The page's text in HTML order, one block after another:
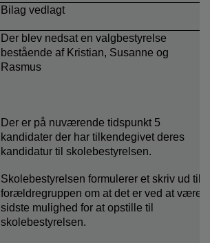
Bilag vedlagt
Der blev nedsat en valgbestyrelse
bestående af Kristian, Susanne og
Rasmus
Der er på nuværende tidspunkt 5
kandidater der har tilkendegivet deres
kandidatur til skolebestyrelsen.
Skolebestyrelsen formulerer et skriv ud til
forældregruppen om at det er ved at være
sidste mulighed for at opstille til
skolebestyrelsen.